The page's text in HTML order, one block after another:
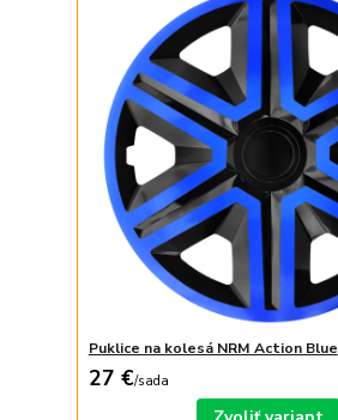
Puklice na kolesá NRM Action Blue
27 €/sada